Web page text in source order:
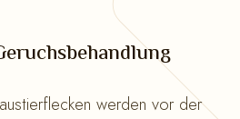
werden vor der